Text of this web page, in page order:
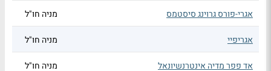
אגרי-פורס גרוינג סיסטמס מניה חו"ל
אגריפיי מניה חו"ל
אד פפר מדיה אינטרנשיונאל מניה חו"ל